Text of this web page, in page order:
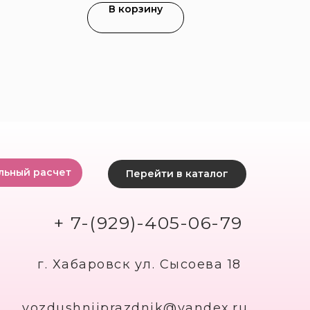
В корзину
Перейти в каталог
расчет
+ 7-(929)-405-06-79
г. Хабаровск ул. Сысоева 18